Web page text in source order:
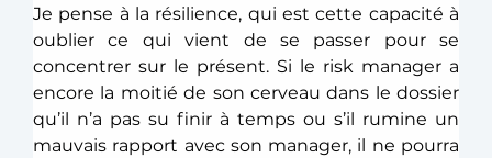
Je pense à la résilience, qui est cette capacité à
oublier ce qui vient de se passer pour se
concentrer sur le présent. Si le risk manager a
encore la moitié de son cerveau dans le dossier
qu’il n’a pas su finir à temps ou s’il rumine un
mauvais rapport avec son manager, il ne pourra